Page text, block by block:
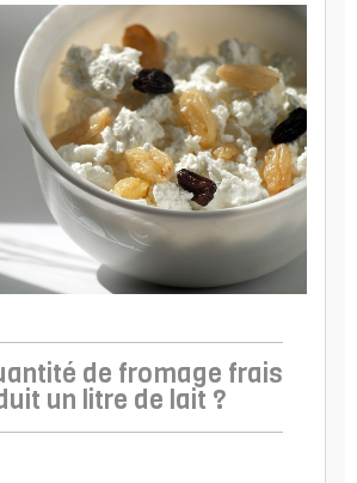
de fromage frais
un litre de lait ?